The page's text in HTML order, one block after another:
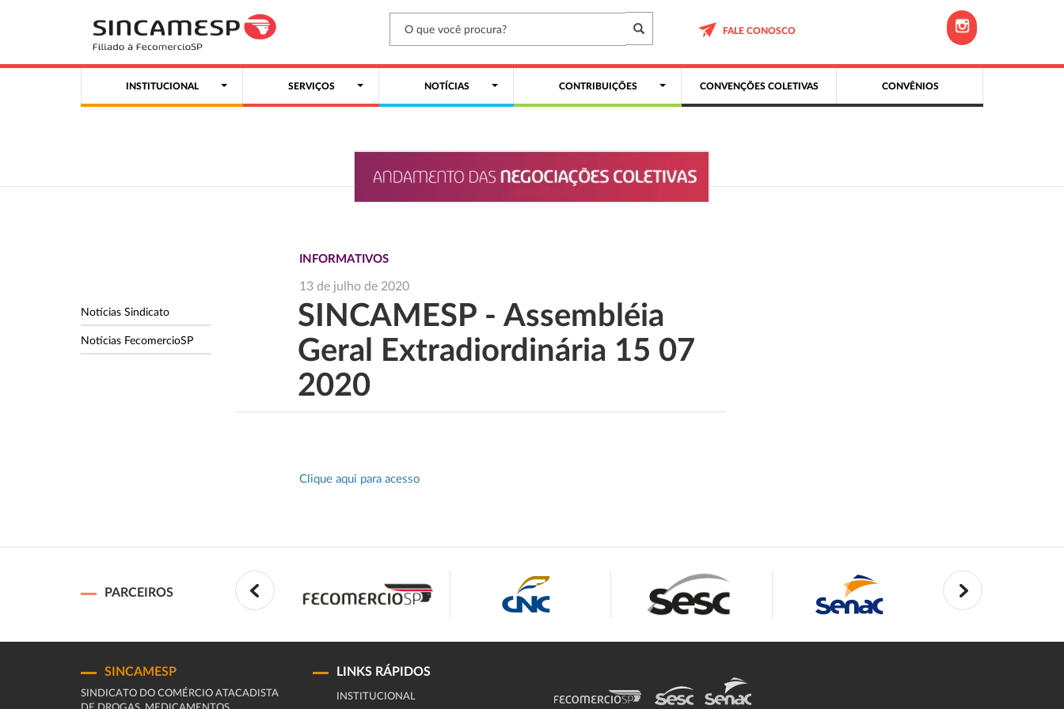
FALE CONOSCO
INSTITUCIONAL SERVIÇOS NOTÍCIAS CONTRIBUIÇÕES CONVENÇÕES COLETIVAS CONVÊNIOS
Notícias Sindicato
Notícias FecomercioSP
INFORMATIVOS
13 de julho de 2020
SINCAMESP - Assembléia
Geral Extradiordinária 15 07
2020
Clique aqui para acesso
PARCEIROS
SINCAMESP
SINDICATO DO COMÉRCIO ATACADISTA
LINKS RÁPIDOS
INSTITUCIONAL